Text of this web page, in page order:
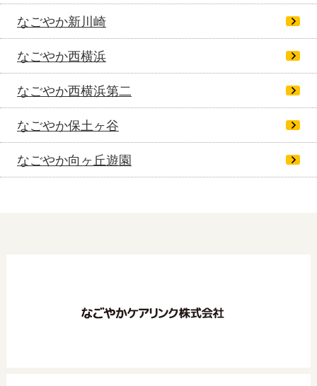
なごやか新川崎
なごやか西横浜
なごやか西横浜第二
なごやか保土ヶ谷
なごやか向ヶ丘遊園